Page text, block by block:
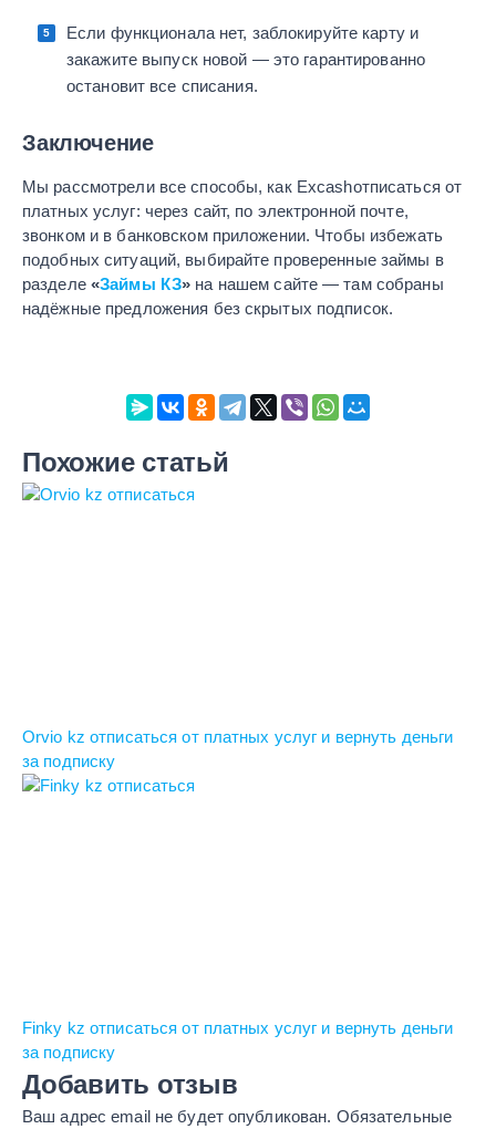
Если функционала нет, заблокируйте карту и
закажите выпуск новой — это гарантированно
остановит все списания.
Заключение
Мы рассмотрели все способы, как Excashотписаться от
платных услуг: через сайт, по электронной почте,
звонком и в банковском приложении. Чтобы избежать
подобных ситуаций, выбирайте проверенные займы в
разделе «Займы КЗ» на нашем сайте — там собраны
надёжные предложения без скрытых подписок.
Похожие статьй
Orvio kz отписаться от платных услуг и вернуть деньги
за подписку
Finky kz отписаться от платных услуг и вернуть деньги
за подписку
Добавить отзыв
Ваш адрес email не будет опубликован. Обязательные